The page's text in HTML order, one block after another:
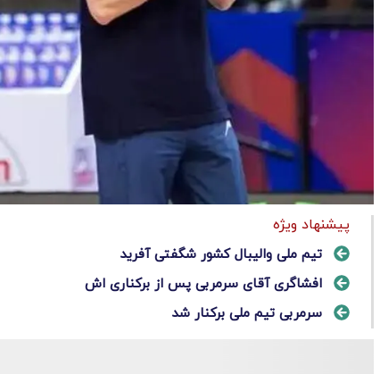
پیشنهاد ویژه
تیم ملی والیبال کشور شگفتی آفرید
افشاگری آقای سرمربی پس از برکناری اش
سرمربی تیم ملی برکنار شد